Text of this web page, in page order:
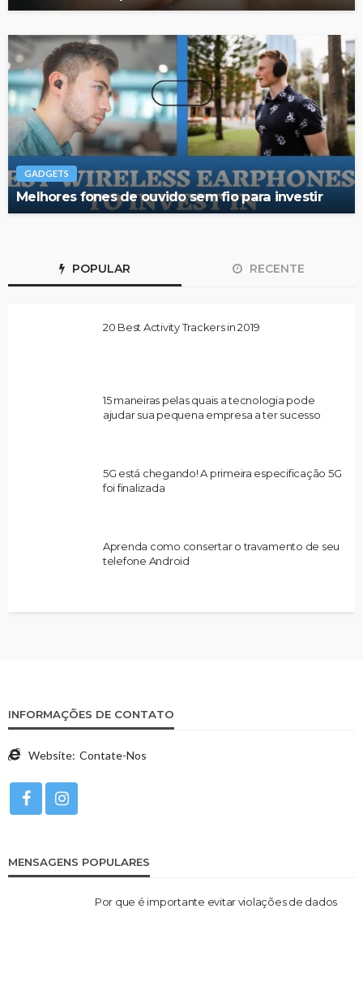
GADGETS
Melhores fones de ouvido sem fio para investir
POPULAR RECENTE
20 Best Activity Trackers in 2019
15 maneiras pelas quais a tecnologia pode
ajudar sua pequena empresa a ter sucesso
5G está chegando! A primeira especificação 5G
foi finalizada
Aprenda como consertar o travamento de seu
telefone Android
INFORMAÇÕES DE CONTATO
Website: Contate-Nos
MENSAGENS POPULARES
Por que é importante evitar violações de dados